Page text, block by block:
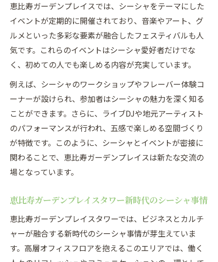
恵比寿ガーデンプレイスでは、シーシャをテーマにした
イベントが定期的に開催されており、音楽やアート、グ
ルメといった多彩な要素が融合したフェスティバルも人
気です。これらのイベントはシーシャ愛好者だけでな
く、初めての人でも楽しめる内容が充実しています。
例えば、シーシャのワークショップやフレーバー体験コ
ーナーが設けられ、参加者はシーシャの魅力を深く知る
ことができます。さらに、ライブDJや地元アーティスト
のパフォーマンスが行われ、五感で楽しめる空間づくり
が特徴です。このように、シーシャとイベントが密接に
関わることで、恵比寿ガーデンプレイスは新たな交流の
場となっています。
恵比寿ガーデンプレイスタワー新時代のシーシャ事情
恵比寿ガーデンプレイスタワーでは、ビジネスとカルチ
ャーが融合する新時代のシーシャ事情が芽生えていま
す。高層オフィスフロアを抱えるこのエリアでは、働く